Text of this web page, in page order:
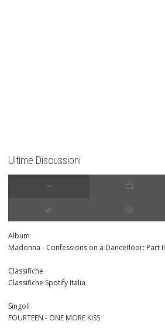
Ultime Discussioni
∞ 📺
🌿 🎲
Album
Madonna - Confessions on a Dancefloor: Part II
Classifiche
Classifiche Spotify Italia
Singoli
FOURTEEN - ONE MORE KISS